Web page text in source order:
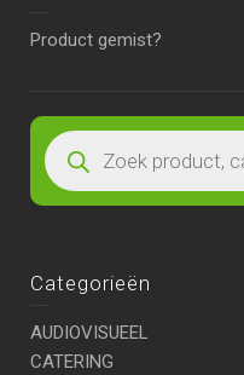
Product gemist?
Categorieën
AUDIOVISUEEL
CATERING